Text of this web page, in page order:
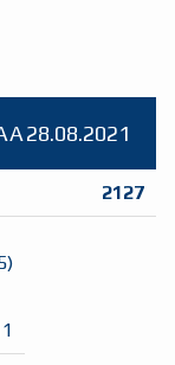
A28.08.2021
2127
)